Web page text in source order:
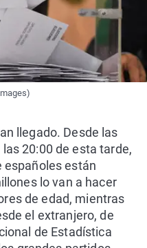
llegado. Desde las
20:00 de esta tarde,
españoles están
lo van a hacer
de edad, mientras
el extranjero, de
de Estadística